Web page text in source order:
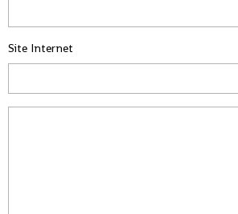
Site Internet